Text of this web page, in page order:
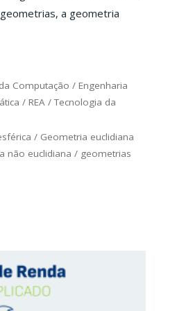
a geometria
Computação / Engenharia
/ REA/Tecnologia da
/ Geometria euclidiana
não euclidiana / geometrias